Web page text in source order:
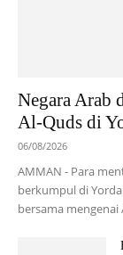
Negara Arab
Al-Quds di
06/08/2026
AMMAN - Para
berkumpul di
bersama mengenai